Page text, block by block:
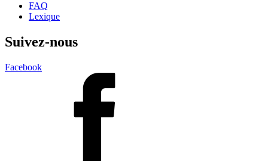
FAQ
Lexique
Suivez-nous
Facebook